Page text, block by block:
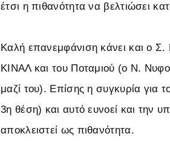
έτσι η πιθανότητα να βελτιώσει
Καλή επανεμφάνιση κάνει και ο Σ.
ΚΙΝΑΛ και του Ποταμιού (ο Ν.
μαζί του). Επίσης η συγκυρία για
3η θέση) και αυτό ευνοεί και την
αποκλειστεί ως πιθανότητα.